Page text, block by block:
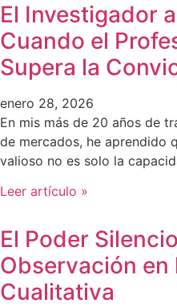
El Investigador
Cuando el
Supera la
enero 28, 2026
En mis más de 20 años de
de mercados, he aprendido
valioso no es solo la
Leer artículo »
El Poder
Observación en
Cualitativa